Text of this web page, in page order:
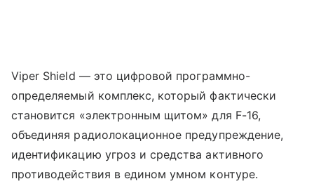
Viper Shield — это цифровой программно-
определяемый комплекс, который фактически
становится «электронным щитом» для F-16,
объединяя радиолокационное предупреждение,
идентификацию угроз и средства активного
противодействия в едином умном контуре.